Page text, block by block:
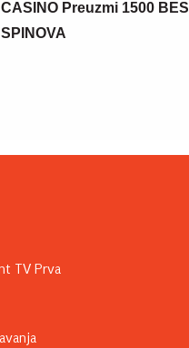
CASINO Preuzmi 1500
SPINOVA
TV Prva